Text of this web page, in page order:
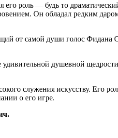
роль — будь то
Он обладал редким
от самой души голос Фидана
душевной
служения искусству. Его
о его игре.